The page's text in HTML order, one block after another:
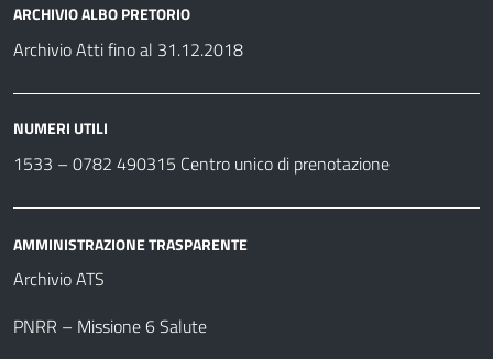
ARCHIVIO ALBO PRETORIO
Archivio Atti fino al 31.12.2018
NUMERI UTILI
1533 – 0782 490315 Centro unico di prenotazione
AMMINISTRAZIONE TRASPARENTE
Archivio ATS
PNRR – Missione 6 Salute